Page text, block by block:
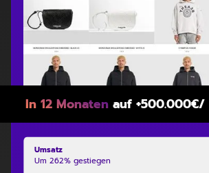
In 12 Monatenauf +500.000€/
Umsatz
Um 262% gestiegen